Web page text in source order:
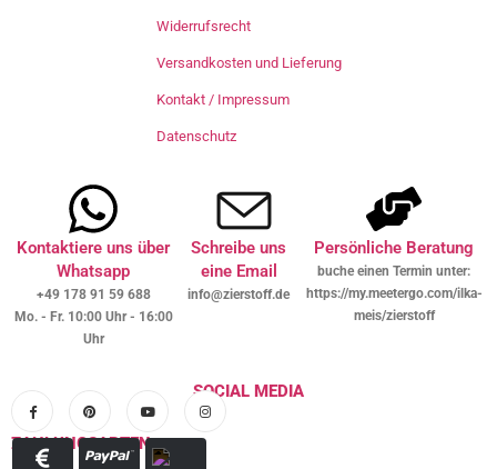
Widerrufsrecht
Versandkosten und Lieferung
Kontakt / Impressum
Datenschutz
Kontaktiere uns über
Whatsapp
+49 178 91 59 688
Mo. - Fr. 10:00 Uhr - 16:00
Uhr
Schreibe uns
eine Email
info@zierstoff.de
Persönliche Beratung
buche einen Termin unter:
https://my.meetergo.com/ilka-
meis/zierstoff
SOCIAL MEDIA
ZAHLUNGSARTEN